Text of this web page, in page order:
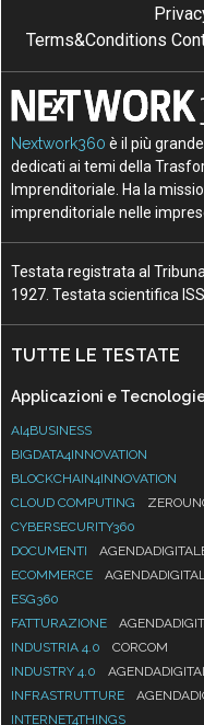
Terms&Conditions
Nextwork360 è il più
dedicati ai temi della
Imprenditoriale. Ha la
imprenditoriale nelle
Testata registrata al
1927. Testata scientifica
TUTTE LE TESTATE
Applicazioni e
AI4BUSINESS
BIGDATA4INNOVATION
BLOCKCHAIN4INNOVATION
CLOUD COMPUTING
CYBERSECURITY360
DOCUMENTI
ECOMMERCE
ESG360
FATTURAZIONE
INDUSTRIA 4.0
CORCOM
INDUSTRY 4.0
INFRASTRUTTURE
INTERNET4THINGS